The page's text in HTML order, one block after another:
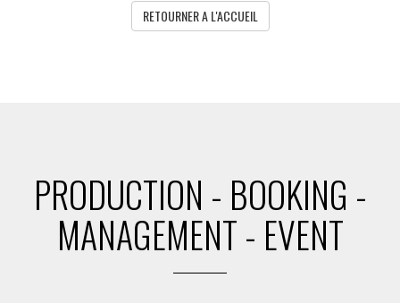
RETOURNER A L'ACCUEIL
PRODUCTION - BOOKING -
MANAGEMENT - EVENT